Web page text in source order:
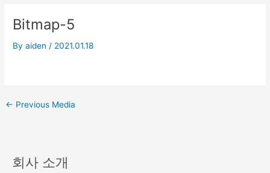
Bitmap-5
Byaiden / 2021.01.18
navigation
← Previous Media
회사 소개